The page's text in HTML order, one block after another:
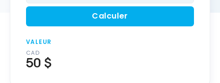
Calculer
VALEUR
CAD
50 $